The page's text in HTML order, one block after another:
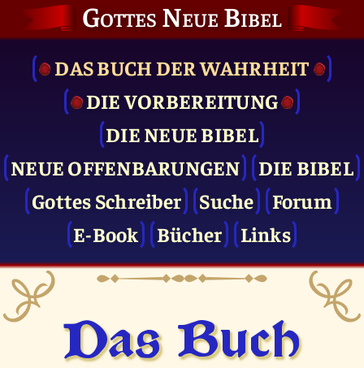
Gottes Neue Bibel
DAS BUCH DER WAHRHEIT
DIE VOR­BEREITUNG
DIE NEUE BIBEL
NEUE OFFENBARUNGEN
DIE BIBEL
Gottes Schreiber
Suche
Forum
E-Book
Bücher Links
Das Buch